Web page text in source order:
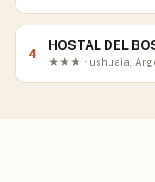
4
HOSTAL DEL
★★★ · ushuaia,